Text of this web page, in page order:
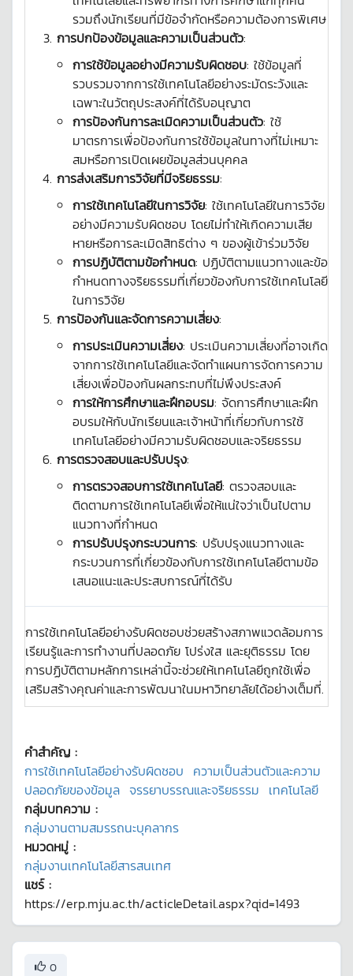
รวมถึงนักเรียนที่มีข้อจำกัดหรือความต้องการพิเศษ
การปกป้องข้อมูลและความเป็นส่วนตัว:
การใช้ข้อมูลอย่างมีความรับผิดชอบ: ใช้ข้อมูลที่
รวบรวมจากการใช้เทคโนโลยีอย่างระมัดระวังและ
เฉพาะในวัตถุประสงค์ที่ได้รับอนุญาต
การป้องกันการละเมิดความเป็นส่วนตัว: ใช้
มาตรการเพื่อป้องกันการใช้ข้อมูลในทางที่ไม่เหมาะ
สมหรือการเปิดเผยข้อมูลส่วนบุคคล
การส่งเสริมการวิจัยที่มีจริยธรรม:
การใช้เทคโนโลยีในการวิจัย: ใช้เทคโนโลยีในการวิจัย
อย่างมีความรับผิดชอบ โดยไม่ทำให้เกิดความเสีย
หายหรือการละเมิดสิทธิต่าง ๆ ของผู้เข้าร่วมวิจัย
การปฏิบัติตามข้อกำหนด: ปฏิบัติตามแนวทางและข้อ
กำหนดทางจริยธรรมที่เกี่ยวข้องกับการใช้เทคโนโลยี
ในการวิจัย
การป้องกันและจัดการความเสี่ยง:
การประเมินความเสี่ยง: ประเมินความเสี่ยงที่อาจเกิด
จากการใช้เทคโนโลยีและจัดทำแผนการจัดการความ
เสี่ยงเพื่อป้องกันผลกระทบที่ไม่พึงประสงค์
การให้การศึกษาและฝึกอบรม: จัดการศึกษาและฝึก
อบรมให้กับนักเรียนและเจ้าหน้าที่เกี่ยวกับการใช้
เทคโนโลยีอย่างมีความรับผิดชอบและจริยธรรม
การตรวจสอบและปรับปรุง:
การตรวจสอบการใช้เทคโนโลยี: ตรวจสอบและ
ติดตามการใช้เทคโนโลยีเพื่อให้แน่ใจว่าเป็นไปตาม
แนวทางที่กำหนด
การปรับปรุงกระบวนการ: ปรับปรุงแนวทางและ
กระบวนการที่เกี่ยวข้องกับการใช้เทคโนโลยีตามข้อ
เสนอแนะและประสบการณ์ที่ได้รับ
การใช้เทคโนโลยีอย่างรับผิดชอบช่วยสร้างสภาพแวดล้อมการ
เรียนรู้และการทำงานที่ปลอดภัย โปร่งใส และยุติธรรม โดย
การปฏิบัติตามหลักการเหล่านี้จะช่วยให้เทคโนโลยีถูกใช้เพื่อ
เสริมสร้างคุณค่าและการพัฒนาในมหาวิทยาลัยได้อย่างเต็มที่.
คำสำคัญ :
การใช้เทคโนโลยีอย่างรับผิดชอบ ความเป็นส่วนตัวและความ
ปลอดภัยของข้อมูล จรรยาบรรณและจริยธรรม เทคโนโลยี
กลุ่มบทความ :
กลุ่มงานตามสมรรถนะบุคลากร
หมวดหมู่ :
กลุ่มงานเทคโนโลยีสารสนเทศ
แชร์ :
https://erp.mju.ac.th/acticleDetail.aspx?qid=1493
0